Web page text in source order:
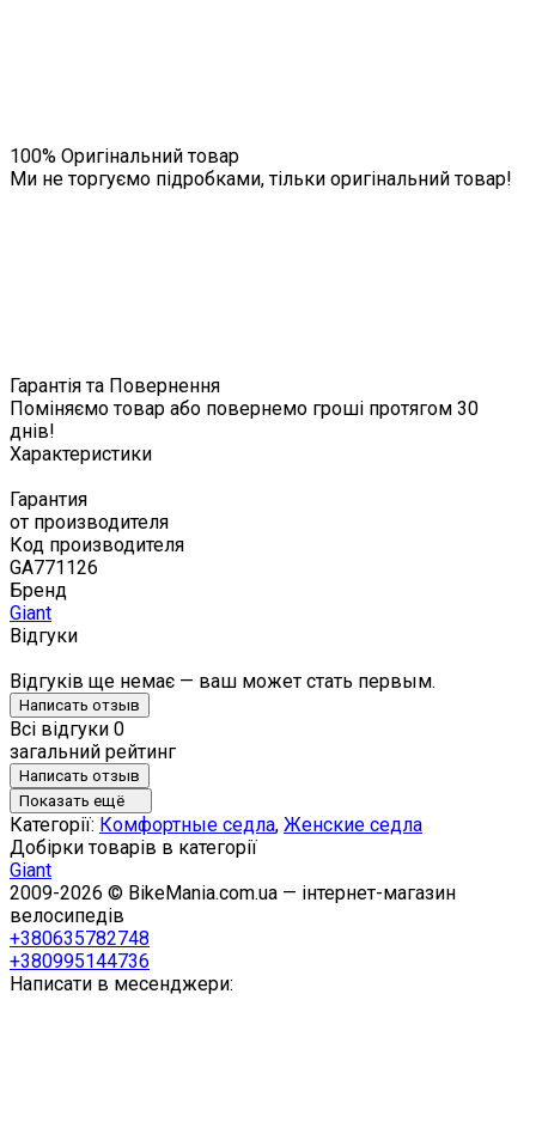
100% Оригінальний товар
Ми не торгуємо підробками, тільки оригінальний товар!
Гарантія та Повернення
Поміняємо товар або повернемо гроші протягом 30
днів!
Характеристики
Гарантия
от производителя
Код производителя
GA771126
Бренд
Giant
Відгуки
Відгуків ще немає — ваш может стать первым.
Написать отзыв
Всі відгуки 0
загальний рейтинг
Написать отзыв
Показать ещё
Категорії: Комфортные седла, Женские седла
Добірки товарів в категорії
Giant
2009-2026 © BikeMania.com.ua — інтернет-магазин
велосипедів
+380635782748
+380995144736
Написати в месенджери: